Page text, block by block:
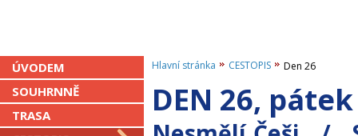
ÚVODEM
SOUHRNNĚ
TRASA
Hlavní stránka CESTOPIS Den 26
DEN 26,